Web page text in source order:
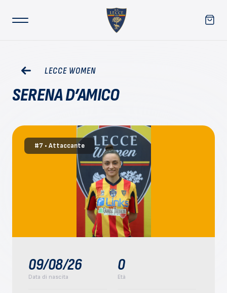
LECCE WOMEN
SERENA D’AMICO
#7 • Attaccante
09/08/26
Data di nascita
0
Età